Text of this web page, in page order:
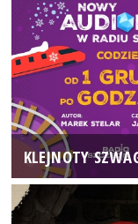
KLEJNOTY